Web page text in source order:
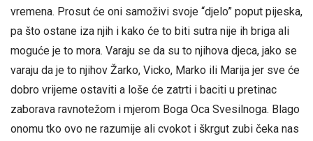
vremena. Prosut će oni samoživi svoje “djelo” poput pijeska,
pa što ostane iza njih i kako će to biti sutra nije ih briga ali
moguće je to mora. Varaju se da su to njihova djeca, jako se
varaju da je to njihov Žarko, Vicko, Marko ili Marija jer sve će
dobro vrijeme ostaviti a loše će zatrti i baciti u pretinac
zaborava ravnotežom i mjerom Boga Oca Svesilnoga. Blago
onomu tko ovo ne razumije ali cvokot i škrgut zubi čeka nas